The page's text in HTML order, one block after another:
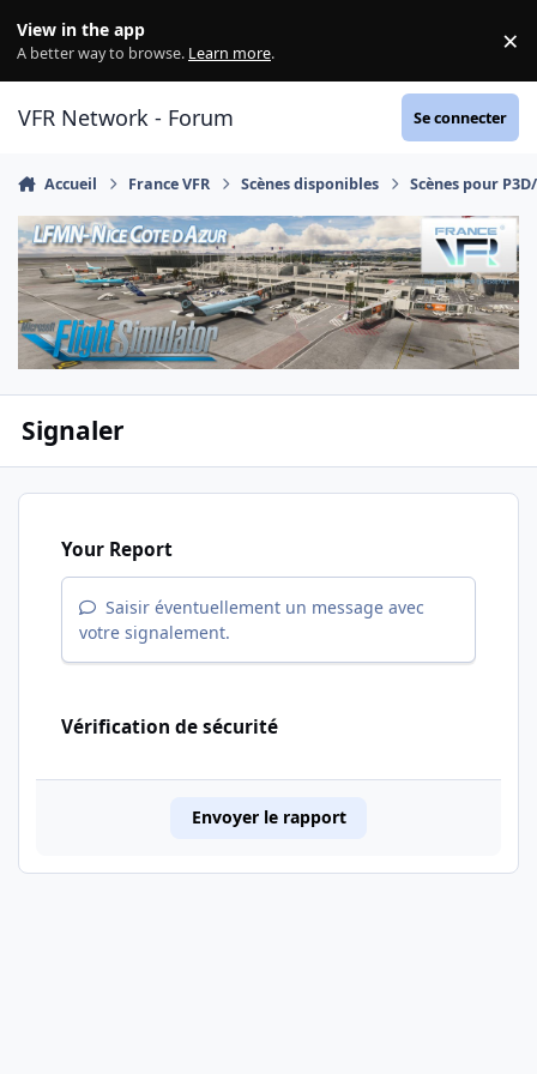
View in the app
A better way to browse. Learn more. ×
VFR Network - Forum Se connecter
Accueil France VFR Scènes disponibles Scènes pour
Signaler
Your Report
Saisir éventuellement un message avec
votre signalement.
Vérification de sécurité
Envoyer le rapport